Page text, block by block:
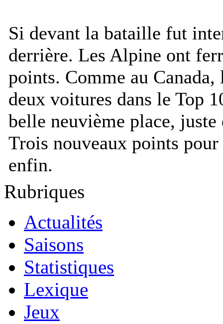
Si devant la bataille fut
derrière. Les Alpine ont
points. Comme au
deux voitures dans le Top
belle neuvième place, juste
Trois nouveaux points
enfin.
Rubriques
Actualités
Saisons
Statistiques
Lexique
Jeux